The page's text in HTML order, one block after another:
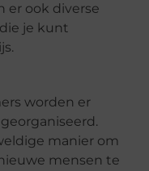
er ook diverse
je kunt
worden er
manier om
mensen te